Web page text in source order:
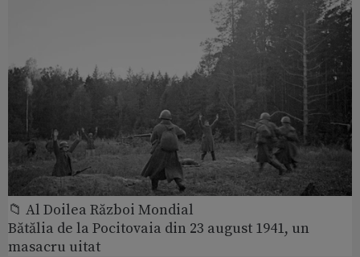
📁 Al Doilea Război Mondial
Bătălia de la Pocitovaia din 23 august 1941, un
masacru uitat